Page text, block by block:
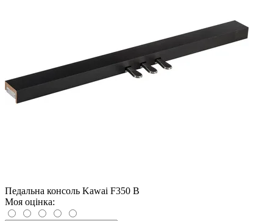
Педальна консоль Kawai F350 B
Моя оцінка: